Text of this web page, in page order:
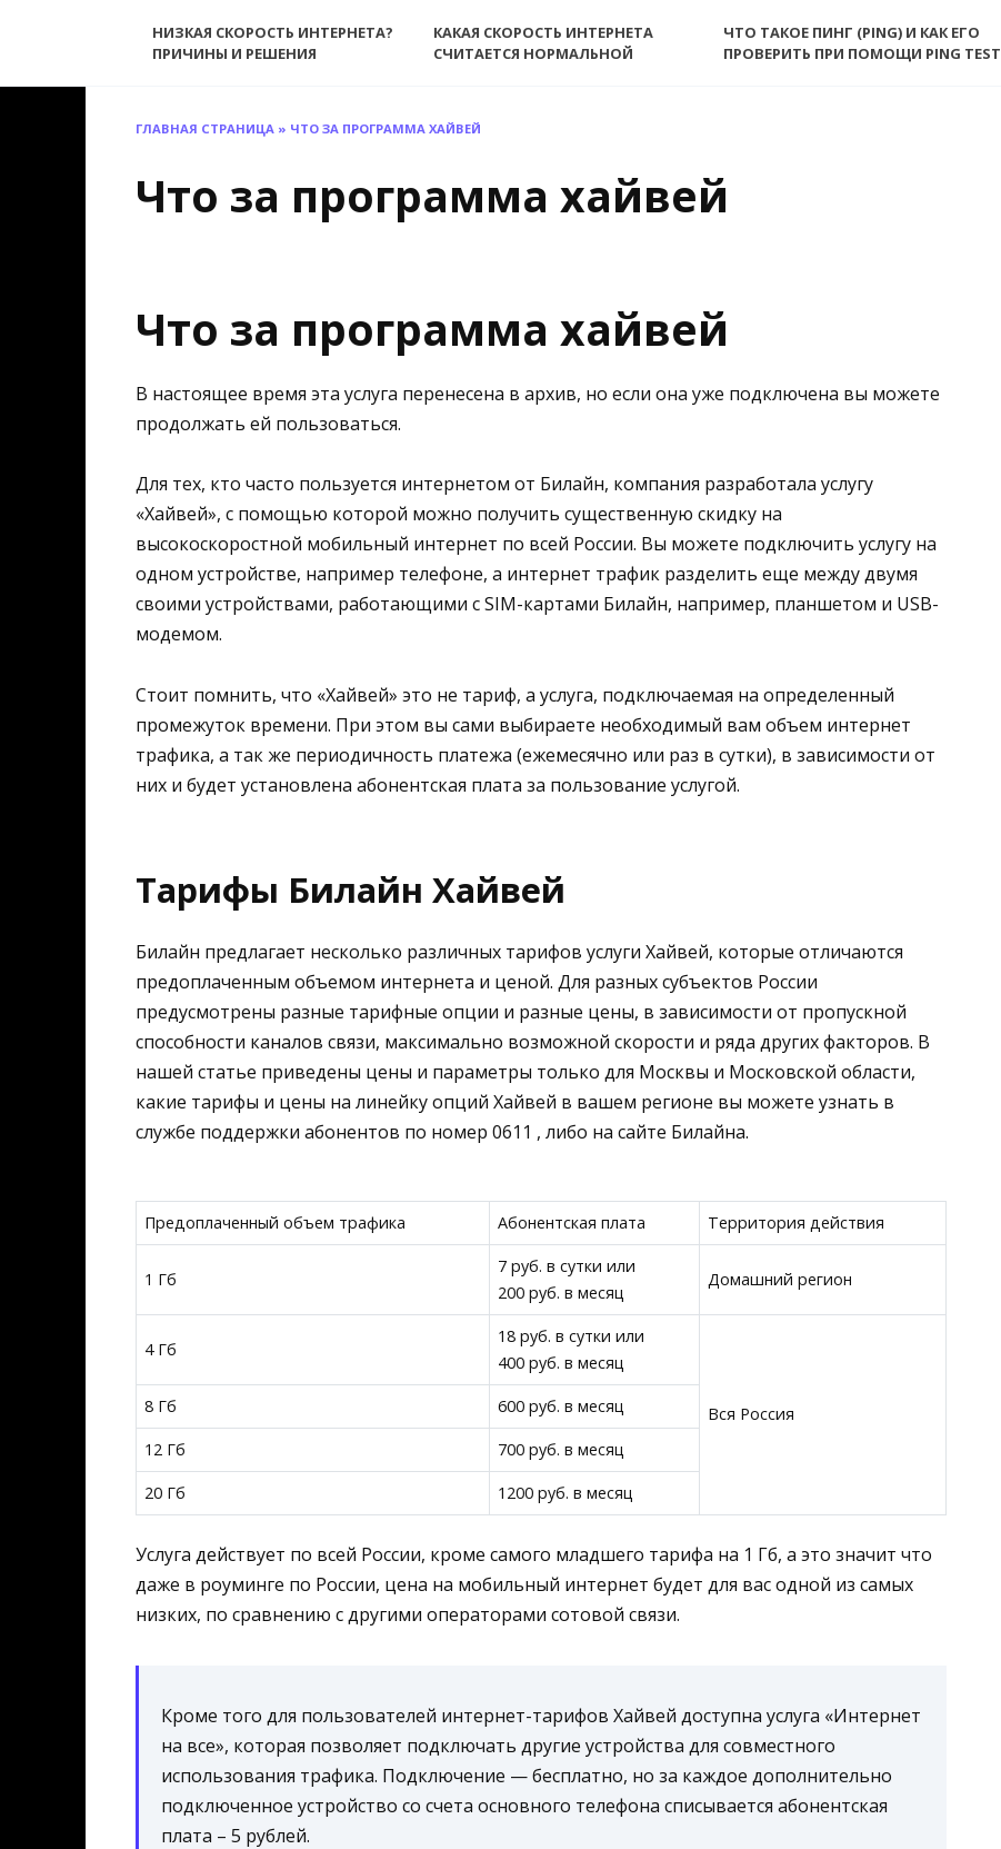
НИЗКАЯ СКОРОСТЬ ИНТЕРНЕТА?
ПРИЧИНЫ И РЕШЕНИЯ
КАКАЯ СКОРОСТЬ ИНТЕРНЕТА
СЧИТАЕТСЯ НОРМАЛЬНОЙ
ЧТО ТАКОЕ ПИНГ (PING) И КАК ЕГО
ПРОВЕРИТЬ ПРИ ПОМОЩИ PING TEST
ГЛАВНАЯ СТРАНИЦА » ЧТО ЗА ПРОГРАММА ХАЙВЕЙ
Что за программа хайвей
Что за программа хайвей
В настоящее время эта услуга перенесена в архив, но если она уже подключена вы можете
продолжать ей пользоваться.
Для тех, кто часто пользуется интернетом от Билайн, компания разработала услугу
«Хайвей», с помощью которой можно получить существенную скидку на
высокоскоростной мобильный интернет по всей России. Вы можете подключить услугу на
одном устройстве, например телефоне, а интернет трафик разделить еще между двумя
своими устройствами, работающими с SIM-картами Билайн, например, планшетом и USB-
модемом.
Стоит помнить, что «Хайвей» это не тариф, а услуга, подключаемая на определенный
промежуток времени. При этом вы сами выбираете необходимый вам объем интернет
трафика, а так же периодичность платежа (ежемесячно или раз в сутки), в зависимости от
них и будет установлена абонентская плата за пользование услугой.
Тарифы Билайн Хайвей
Билайн предлагает несколько различных тарифов услуги Хайвей, которые отличаются
предоплаченным объемом интернета и ценой. Для разных субъектов России
предусмотрены разные тарифные опции и разные цены, в зависимости от пропускной
способности каналов связи, максимально возможной скорости и ряда других факторов. В
нашей статье приведены цены и параметры только для Москвы и Московской области,
какие тарифы и цены на линейку опций Хайвей в вашем регионе вы можете узнать в
службе поддержки абонентов по номер 0611 , либо на сайте Билайна.
Предоплаченный объем трафика Абонентская плата Территория действия
1 Гб
7 руб. в сутки или
200 руб. в месяц
Домашний регион
4 Гб
18 руб. в сутки или
400 руб. в месяц
Вся Россия
8 Гб 600 руб. в месяц
12 Гб 700 руб. в месяц
20 Гб 1200 руб. в месяц
Услуга действует по всей России, кроме самого младшего тарифа на 1 Гб, а это значит что
даже в роуминге по России, цена на мобильный интернет будет для вас одной из самых
низких, по сравнению с другими операторами сотовой связи.
Кроме того для пользователей интернет-тарифов Хайвей доступна услуга «Интернет
на все», которая позволяет подключать другие устройства для совместного
использования трафика. Подключение — бесплатно, но за каждое дополнительно
подключенное устройство со счета основного телефона списывается абонентская
плата – 5 рублей.